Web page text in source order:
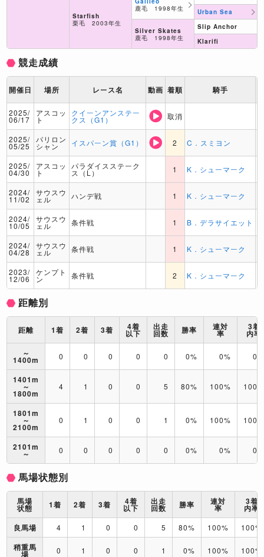
Starfish
栗毛 2003年生
鹿毛 1998年生
Silver Skates
鹿毛 1998年生
Urban Sea
Slip Anchor
Klarifi
競走成績
開催日 場所 レース名 動画 着順 騎手
2025/
06/17
アスコッ
ト
クイーンアンステー
クス（G1） 取消
2025/
05/25
パリロン
シャン イスパーン賞（G1） 2 C．スミヨン
2025/
04/30
アスコッ
ト
パラダイスステーク
ス（L） 1 K．シューマーク
2024/
11/02
サウスウ
ェル ハンデ戦 1 K．シューマーク
2024/
10/05
サウスウ
ェル 条件戦 1 B．デラサイエット
2024/
04/28
サウスウ
ェル 条件戦 1 K．シューマーク
2023/
12/06
ケンプト
ン 条件戦 2 K．シューマーク
距離別
距離 1着 2着 3着 4着
以下
出走
回数 勝率 連対
率
3着
内率
～
1400m 0 0 0 0 0 0% 0%
1401m
～
1800m
4 1 0 0 5 80% 100%
1801m
～
2100m
0 1 0 0 1 0% 100%
2101m
～ 0 0 0 0 0 0% 0%
馬場状態別
馬場
状態 1着 2着 3着 4着
以下
出走
回数 勝率 連対
率
3着
内率
良馬場
4 1 0 0 5 80% 100% 100%
稍重馬
場 0 1 0 0 1 0% 100% 100%